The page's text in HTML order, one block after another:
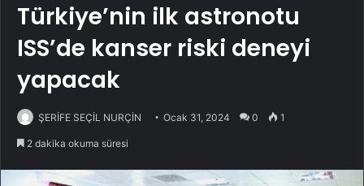
Türkiye’nin ilk astronotu
ISS’de kanser riski deneyi
yapacak
ŞERİFE SEÇİL NURÇİN Ocak 31, 2024 0 1
2 dakika okuma süresi